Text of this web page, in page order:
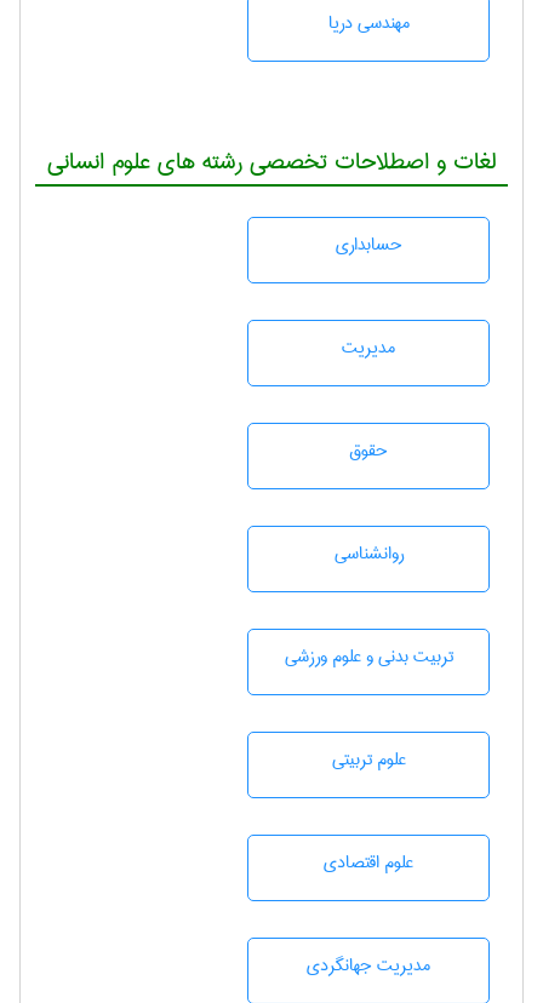
مهندسی دریا
لغات و اصطلاحات تخصصی رشته های علوم انسانی
حسابداری
مديريت
حقوق
روانشناسی
تربيت بدنی و علوم ورزشی
علوم تربيتی
علوم اقتصادی
مديريت جهانگردی